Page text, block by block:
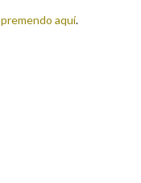
premendo aquí.